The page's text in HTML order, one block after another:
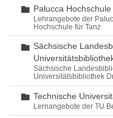
Ordner
Palucca
Lehrangebote der
Hochschule für Tanz
Ordner
Sächsische
Sächsische
Universitätsbibliothek
Ordner
Technische
Lernangebote der TU